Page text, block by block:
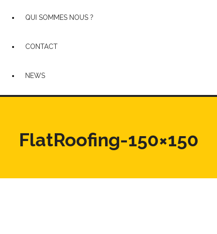
QUI SOMMES NOUS ?
CONTACT
NEWS
FlatRoofing-150×150